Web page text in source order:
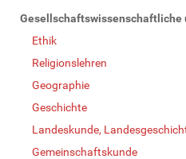
Gesellschaftswissenschaftliche
Ethik
Religionslehren
Geographie
Geschichte
Landeskunde,
Gemeinschaftskunde